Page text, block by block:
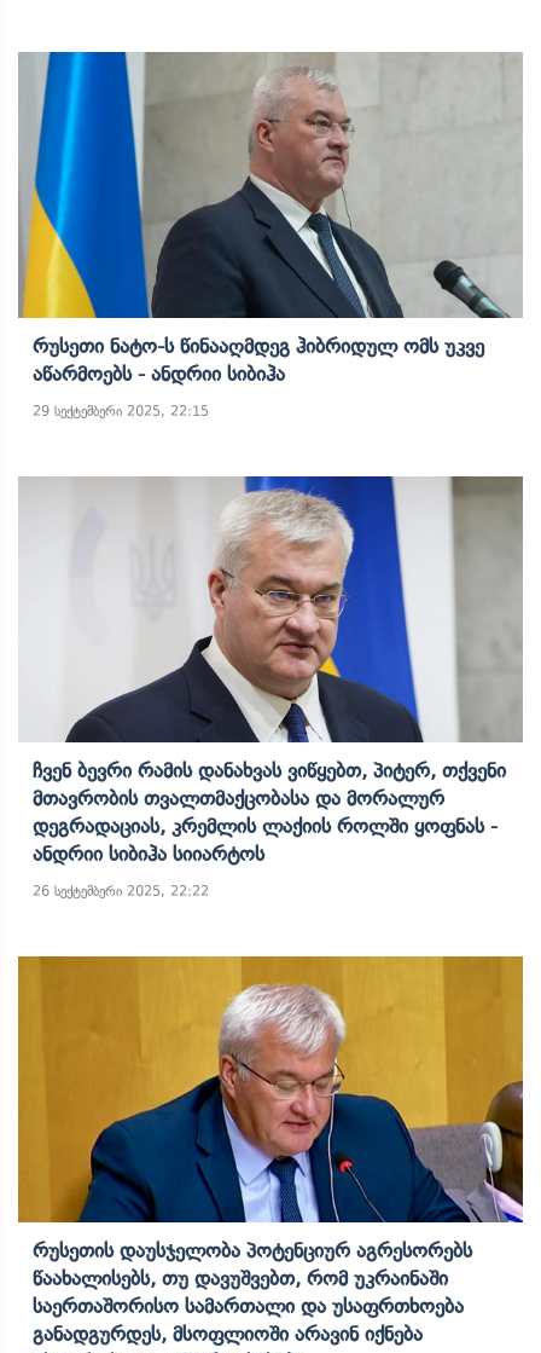
Რუსეთი Ნატო-Ს Წინააღმდეგ Ჰიბრიდულ Ომს Უკვე
Აწარმოებს - Ანდრიი Სიბიჰა
29 სექტემბერი 2025, 22:15
Ჩვენ Ბევრი Რამის Დანახვას Ვიწყებთ, Პიტერ, Თქვენი
Მთავრობის Თვალთმაქცობასა Და Მორალურ
Დეგრადაციას, Კრემლის Ლაქიის Როლში Ყოფნას -
Ანდრიი Სიბიჰა Სიიარტოს
26 სექტემბერი 2025, 22:22
Რუსეთის Დაუსჯელობა Პოტენციურ Აგრესორებს
Წაახალისებს, Თუ Დავუშვებთ, Რომ Უკრაინაში
Საერთაშორისო Სამართალი Და Უსაფრთხოება
Განადგურდეს, Მსოფლიოში Არავინ Იქნება